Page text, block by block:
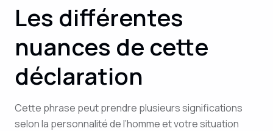
Les différentes
nuances de cette
déclaration
Cette phrase peut prendre plusieurs significations
selon la personnalité de l’homme et votre situation